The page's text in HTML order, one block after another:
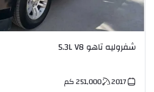
شفروليه تاهو 5.3L V8
2017
251,000كم